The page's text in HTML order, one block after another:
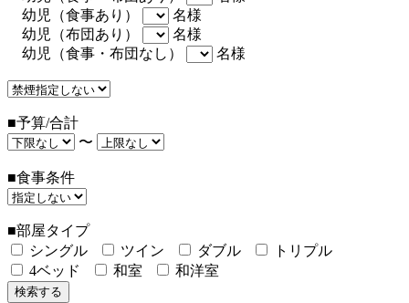
幼児（食事あり）
名様
幼児（布団あり）
名様
幼児（食事・布団なし）
名様
■予算/合計
〜
■食事条件
■部屋タイプ
シングル
ツイン ダブル
トリプル
4ベッド
和室 和洋室